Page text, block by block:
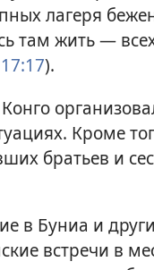
лагеря
там жить —
).
Кроме
братьев и
в Буниа и
встречи в